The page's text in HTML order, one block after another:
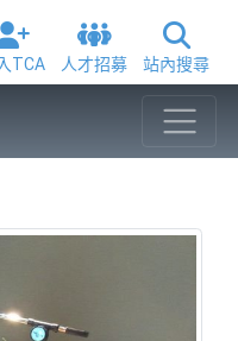
TCA 人才招募 站內搜尋